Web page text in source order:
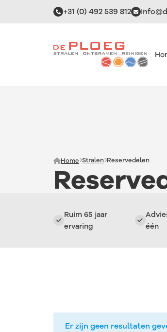
+31 (0) 492 539 812
Home Stralen Reservedelen
Ruim 65 jaar
ervaring
één
Er zijn geen resultaten